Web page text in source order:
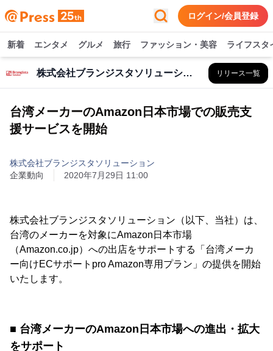
ログイン/会員登録
新着 エンタメ グルメ 旅行 ファッション・美容 ライフスタ
株式会社ブランジスタソリューション リリース一覧
台湾メーカーのAmazon日本市場での販売支
援サービスを開始
株式会社ブランジスタソリューション
企業動向
2020年7月29日 11:00
株式会社ブランジスタソリューション（以下、当社）は、
台湾のメーカーを対象にAmazon日本市場
（Amazon.co.jp）への出店をサポートする「台湾メーカ
ー向けECサポートpro Amazon専用プラン」の提供を開始
いたします。
■ 台湾メーカーのAmazon日本市場への進出・拡大
をサポート